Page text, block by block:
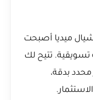
ميديا أصبحت
تسويقية. تتيح لك
بدقة،